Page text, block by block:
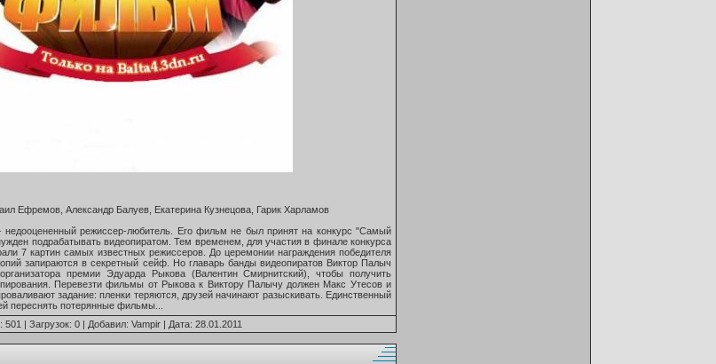
Ефремов, Александр Балуев, Екатерина Кузнецова, Гарик Харламов
недооцененный режиссер-любитель. Его фильм не был принят на конкурс "Самый
подрабатывать видеопиратом. Тем временем, для участия в финале конкурса
7 картин самых известных режиссеров. До церемонии награждения победителя
запираются в секретный сейф. Но главарь банды видеопиратов Виктор Палыч
премии Эдуарда Рыкова (Валентин Смирнитский), чтобы получить
Перевезти фильмы от Рыкова к Виктору Палычу должен Макс Утесов и
задание: пленки теряются, друзей начинают разыскивать. Единственный
переснять потерянные фильмы...
501 | Загрузок: 0 | Добавил: Vampir | Дата: 28.01.2011